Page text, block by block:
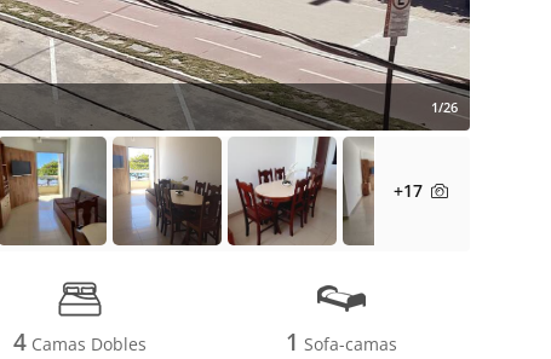
1/26
+17
4Camas Dobles 1 Sofa-camas